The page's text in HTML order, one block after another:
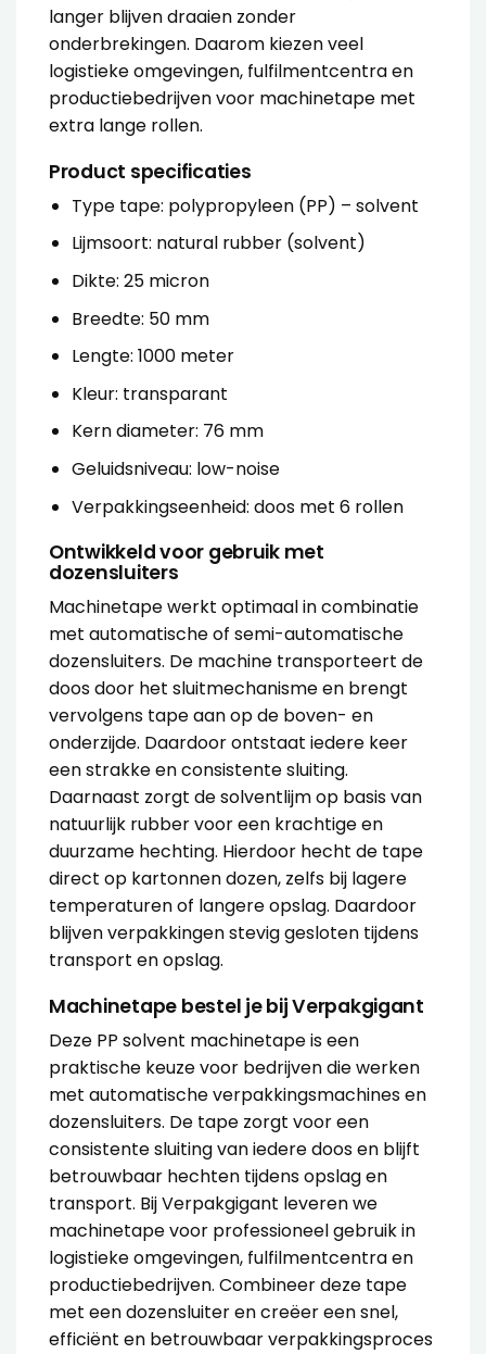
langer blijven draaien zonder
onderbrekingen. Daarom kiezen veel
logistieke omgevingen, fulfilmentcentra en
productiebedrijven voor machinetape met
extra lange rollen.
Product specificaties
Type tape: polypropyleen (PP) – solvent
Lijmsoort: natural rubber (solvent)
Dikte: 25 micron
Breedte: 50 mm
Lengte: 1000 meter
Kleur: transparant
Kern diameter: 76 mm
Geluidsniveau: low-noise
Verpakkingseenheid: doos met 6 rollen
Ontwikkeld voor gebruik met
dozensluiters
Machinetape werkt optimaal in combinatie
met automatische of semi-automatische
dozensluiters. De machine transporteert de
doos door het sluitmechanisme en brengt
vervolgens tape aan op de boven- en
onderzijde. Daardoor ontstaat iedere keer
een strakke en consistente sluiting.
Daarnaast zorgt de solventlijm op basis van
natuurlijk rubber voor een krachtige en
duurzame hechting. Hierdoor hecht de tape
direct op kartonnen dozen, zelfs bij lagere
temperaturen of langere opslag. Daardoor
blijven verpakkingen stevig gesloten tijdens
transport en opslag.
Machinetape bestel je bij Verpakgigant
Deze PP solvent machinetape is een
praktische keuze voor bedrijven die werken
met automatischeverpakkingsmachinesen
dozensluiters. De tape zorgt voor een
consistente sluiting van iedere doos en blijft
betrouwbaar hechten tijdens opslag en
transport. Bij Verpakgigant leveren we
machinetape voor professioneel gebruik in
logistieke omgevingen, fulfilmentcentra en
productiebedrijven. Combineer deze tape
met een dozensluiter en creëer een snel,
efficiënt en betrouwbaar verpakkingsproces